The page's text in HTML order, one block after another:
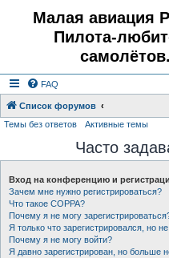
Малая авиация
Пилота-
FAQ
Список форумов
Темы без ответов Активные темы
Часто
Вход на конференцию и
Зачем мне нужно регистрироваться?
Что такое COPPA?
Почему я не могу
Я только что зарегистрировался, но
Почему я не могу войти?
Я давно зарегистрирован, но больше